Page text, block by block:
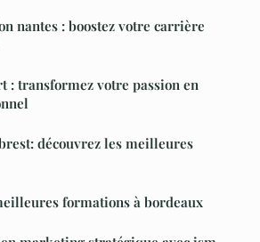
nantes : boostez votre carrière
: transformez votre passion en
découvrez les meilleures
formations à bordeaux